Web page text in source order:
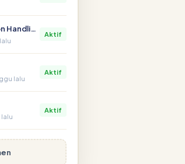
Sales Training — Objection Handling
Aktif
lalu
Aktif
lalu
Aktif